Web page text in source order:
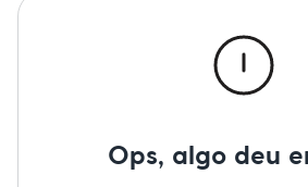
Casacos e Jaquetas
Dia dos PaisNão lavar a seco.
Limpeza a úmido processo normal.
Ops, algo deu